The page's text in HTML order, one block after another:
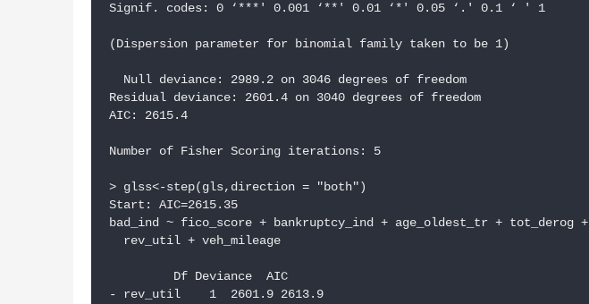
Signif. codes: 0 ‘***' 0.001 ‘**' 0.01 ‘*' 0.05 ‘.' 0.1 ‘ ' 1
(Dispersion parameter for binomial family taken to be 1)
  Null deviance: 2989.2 on 3046 degrees of freedom
Residual deviance: 2601.4 on 3040 degrees of freedom
AIC: 2615.4
Number of Fisher Scoring iterations: 5
> glss<-step(gls,direction = "both")
Start: AIC=2615.35
bad_ind ~ fico_score + bankruptcy_ind + age_oldest_tr + tot_derog +
  rev_util + veh_mileage
         Df Deviance  AIC
- rev_util    1  2601.9 2613.9